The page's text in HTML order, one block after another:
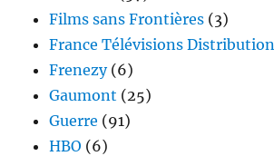
Films sans Frontières (3)
France Télévisions Distribution
Frenezy(6)
Gaumont (25)
Guerre (91)
HBO (6)